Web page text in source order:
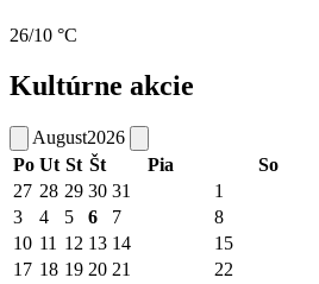
26/10 °C
Kultúrne akcie
August2026
Po Ut St Št Pia So
27 28 29 30 31 1
3
4 5 6 7 8
10 11 12 13 14 15
17 18 19 20 21 22